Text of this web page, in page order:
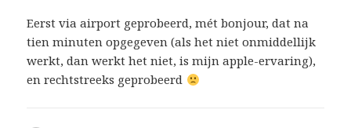
Eerst via airport geprobeerd, mét bonjour, dat na
tien minuten opgegeven (als het niet onmiddellijk
werkt, dan werkt het niet, is mijn apple-ervaring),
en rechtstreeks geprobeerd